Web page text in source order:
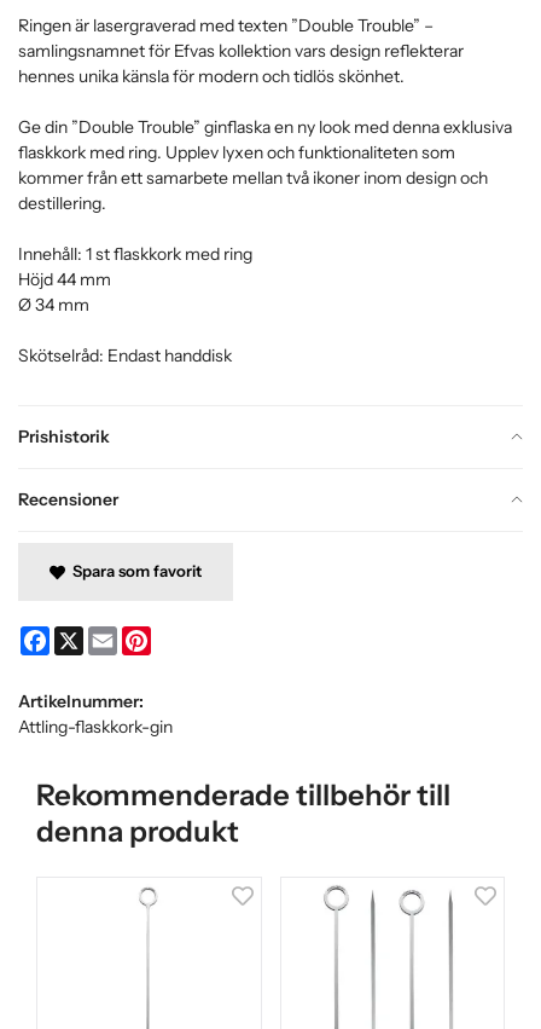
Prishistorik
Recensioner
Ringen är lasergraverad med texten ”Double Trouble” –
samlingsnamnet för Efvas kollektion vars design reflekterar
hennes unika känsla för modern och tidlös skönhet.
Ge din ”Double Trouble” ginflaska en ny look med denna exklusiva
flaskkork med ring. Upplev lyxen och funktionaliteten som
kommer från ett samarbete mellan två ikoner inom design och
destillering.
Innehåll: 1 st flaskkork med ring
Höjd 44 mm
Ø 34 mm
Skötselråd: Endast handdisk
Spara som favorit
Facebook
X Email
Artikelnummer:
Attling-flaskkork-gin
Rekommenderade tillbehör till
denna produkt